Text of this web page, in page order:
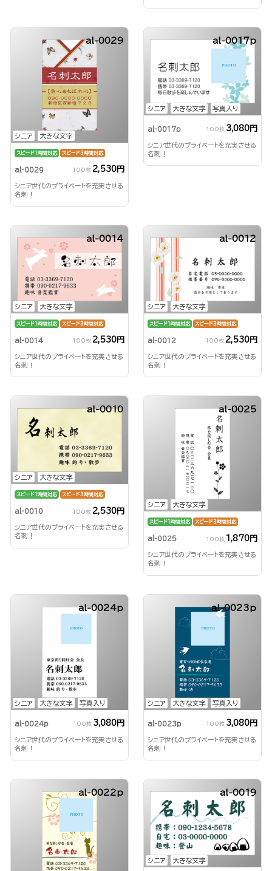
シニア 大きな文字
al-0029
スピード1時間対応 スピード3時間対応
al-0029 100枚 2,530円
シニア世代のプライベートを充実させる
名刺！
シニア 大きな文字 写真入り
al-0017p
al-0017p 100枚 3,080円
シニア世代のプライベートを充実させる
名刺！
シニア 大きな文字
al-0014
スピード1時間対応 スピード3時間対応
al-0014 100枚 2,530円
シニア世代のプライベートを充実させる
名刺！
シニア 大きな文字
al-0012
スピード1時間対応 スピード3時間対応
al-0012 100枚 2,530円
シニア世代のプライベートを充実させる
名刺！
シニア 大きな文字
al-0010
スピード1時間対応 スピード3時間対応
al-0010 100枚 2,530円
シニア世代のプライベートを充実させる
名刺！
シニア 大きな文字
al-0025
スピード1時間対応 スピード3時間対応
al-0025 100枚 1,870円
シニア世代のプライベートを充実させる
名刺！
シニア 大きな文字 写真入り
al-0024p
al-0024p 100枚 3,080円
シニア世代のプライベートを充実させる
名刺！
シニア 大きな文字 写真入り
al-0023p
al-0023p 100枚 3,080円
シニア世代のプライベートを充実させる
名刺！
al-0022p
シニア 大きな文字
al-0019